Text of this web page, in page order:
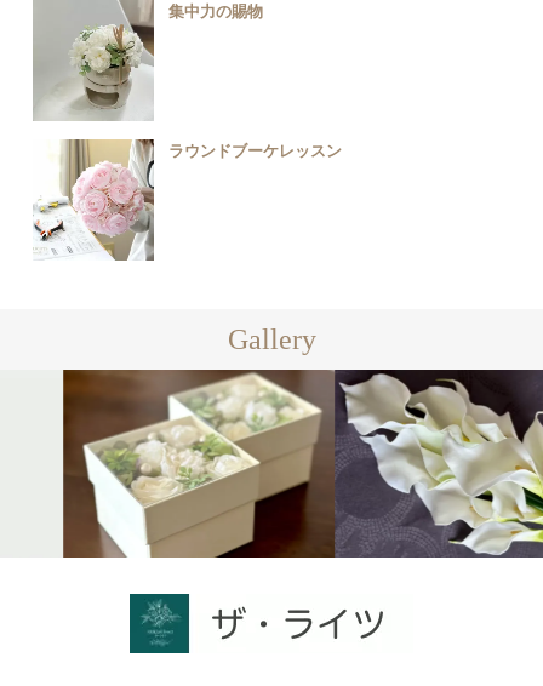
集中力の賜物
ラウンドブーケレッスン
Gallery